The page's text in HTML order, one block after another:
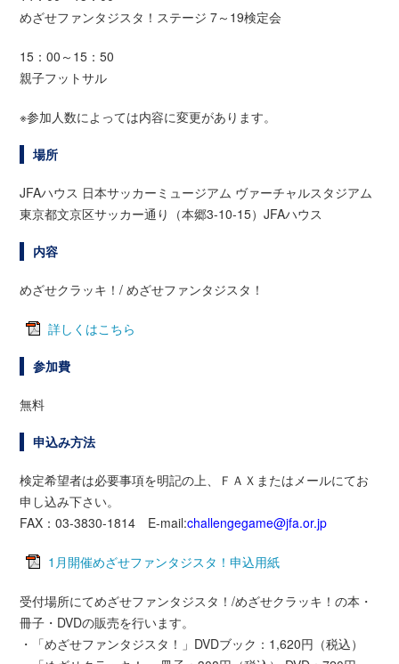
めざせファンタジスタ！ステージ 7～19検定会
15：00～15：50
親子フットサル
※参加人数によっては内容に変更があります。
場所
JFAハウス 日本サッカーミュージアム ヴァーチャルスタジアム
東京都文京区サッカー通り（本郷3-10-15）JFAハウス
内容
めざせクラッキ！/ めざせファンタジスタ！
詳しくはこちら
参加費
無料
申込み方法
検定希望者は必要事項を明記の上、ＦＡＸまたはメールにてお
申し込み下さい。
FAX：03-3830-1814 E-mail:challengegame@jfa.or.jp
1月開催めざせファンタジスタ！申込用紙
受付場所にてめざせファンタジスタ！/めざせクラッキ！の本・
冊子・DVDの販売を行います。
・「めざせファンタジスタ！」DVDブック：1,620円（税込）